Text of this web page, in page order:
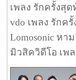
เพลง รักครั้งสุด
vdo เพลง รักค
Lomosonic หา
มิวสิควิดีโอ เพ